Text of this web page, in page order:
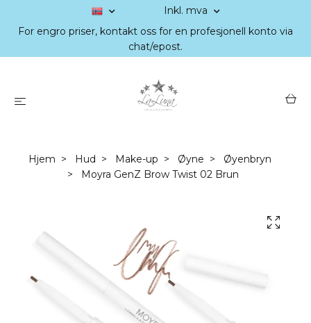
Inkl. mva
For engro priser, kontakt oss for en profesjonell konto via
chat/epost.
Hjem Hud Make-up Øyne
Øyenbryn
Moyra GenZ Brow Twist 02 Brun